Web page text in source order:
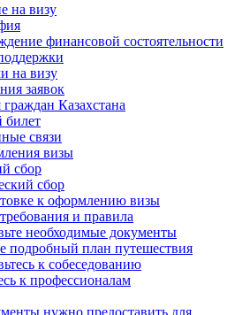
на визу
финансовой состоятельности
на визу
заявок
Казахстана
билет
связи
визы
сбор
сбор
к оформлению визы
и правила
необходимые документы
подробный план путешествия
к собеседованию
к профессионалам
нужно предоставить для